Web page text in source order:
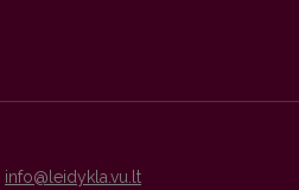
info@leidykla.vu.lt